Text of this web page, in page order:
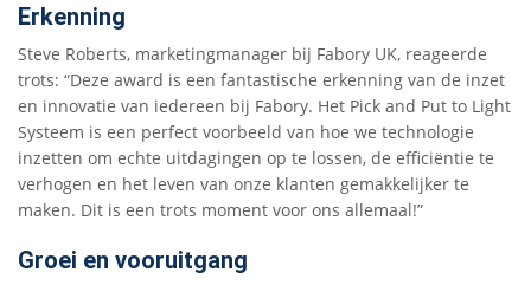
Erkenning
Steve Roberts, marketingmanager bij Fabory UK, reageerde
trots: “Deze award is een fantastische erkenning van de inzet
en innovatie van iedereen bij Fabory. Het Pick and Put to Light
Systeem is een perfect voorbeeld van hoe we technologie
inzetten om echte uitdagingen op te lossen, de efficiëntie te
verhogen en het leven van onze klanten gemakkelijker te
maken. Dit is een trots moment voor ons allemaal!”
Groei en vooruitgang